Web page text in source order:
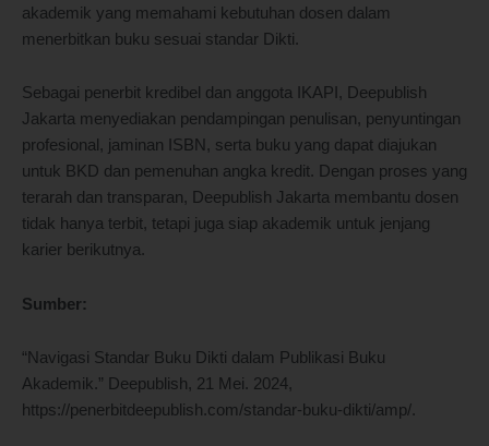
akademik yang memahami kebutuhan dosen dalam
menerbitkan buku sesuai standar Dikti.
Sebagai penerbit kredibel dan anggota IKAPI, Deepublish
Jakarta menyediakan pendampingan penulisan, penyuntingan
profesional, jaminan ISBN, serta buku yang dapat diajukan
untuk BKD dan pemenuhan angka kredit. Dengan proses yang
terarah dan transparan, Deepublish Jakarta membantu dosen
tidak hanya terbit, tetapi juga siap akademik untuk jenjang
karier berikutnya.
Sumber:
“Navigasi Standar Buku Dikti dalam Publikasi Buku
Akademik.” Deepublish, 21 Mei. 2024,
https://penerbitdeepublish.com/standar-buku-dikti/amp/.